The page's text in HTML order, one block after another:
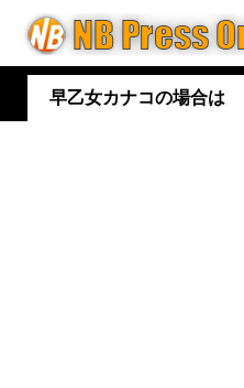
早乙女カナコの場合は